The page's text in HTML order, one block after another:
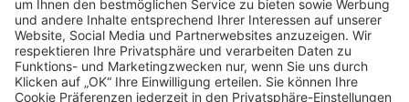
Fax 06101 603-259
info@stada.de
Kontakt